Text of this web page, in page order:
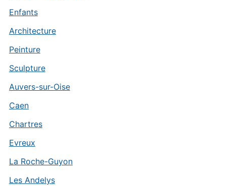
Enfants
Architecture
Peinture
Sculpture
Auvers-sur-Oise
Caen
Chartres
Evreux
La Roche-Guyon
Les Andelys